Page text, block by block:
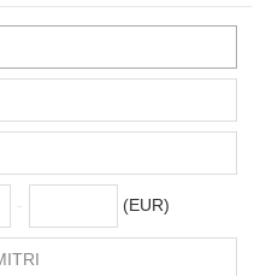
- (EUR)